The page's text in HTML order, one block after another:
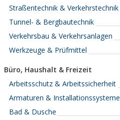
Straßentechnik & Verkehrstechnik
Tunnel- & Bergbautechnik
Verkehrsbau & Verkehrsanlagen
Werkzeuge & Prüfmittel
Büro, Haushalt & Freizeit
Arbeitsschutz & Arbeitssicherheit
Armaturen & Installationssysteme
Bad & Dusche